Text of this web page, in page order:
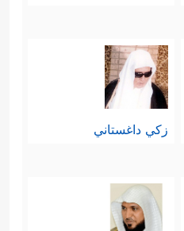
زكي داغستاني